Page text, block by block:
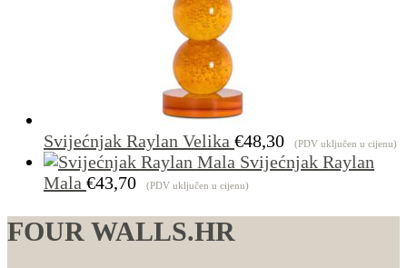
Svijećnjak Raylan Velika €48,30 (PDV uključen u cijenu)
Svijećnjak Raylan
Mala €43,70 (PDV uključen u cijenu)
FOUR WALLS.HR